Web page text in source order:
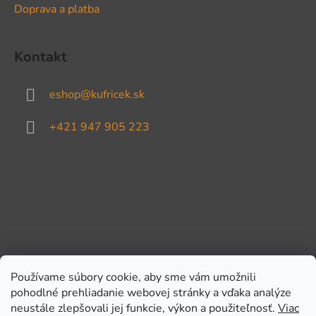
Používame súbory cookie, aby sme vám umožnili
pohodlné prehliadanie webovej stránky a vďaka analýze
neustále zlepšovali jej funkcie, výkon a použiteľnosť. Viac
Doprava a platba
Kontakt
eshop@kufricek.sk
+421 947 905 223
Prijímame online platby